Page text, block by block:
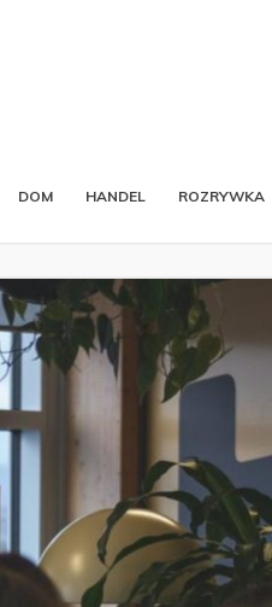
DOM HANDEL ROZRYWKA